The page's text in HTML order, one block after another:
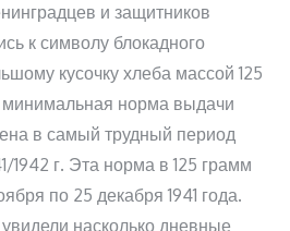
и защитников
к символу блокадного
кусочку хлеба массой 125
норма выдачи
в самый трудный период
г. Эта норма в 125 грамм
по 25 декабря 1941 года.
насколько дневные